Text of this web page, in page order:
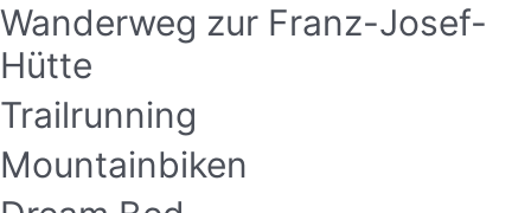
Wanderweg zur Franz-Josef-
Hütte
Trailrunning
Mountainbiken